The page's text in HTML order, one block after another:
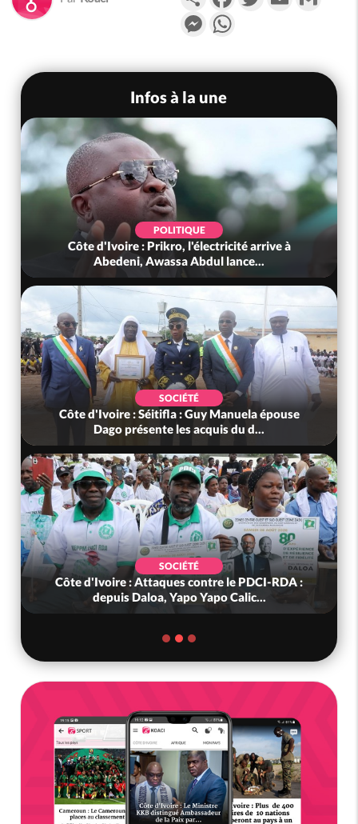
Messenger
Infos à la une
POLITIQUE
Côte d'Ivoire : Prikro, l'électricité arrive à
Abedeni, Awassa Abdul lance...
SOCIÉTÉ
Côte d'Ivoire : Séitifla : Guy Manuela épouse
Dago présente les acquis du d...
SOCIÉTÉ
Côte d'Ivoire : Attaques contre le PDCI-RDA :
depuis Daloa, Yapo Yapo Calic...